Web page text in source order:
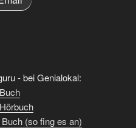
- bei Genialokal:
(so fing es an)